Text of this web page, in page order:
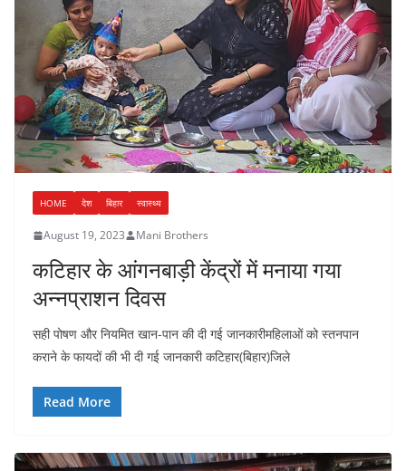
HOME देश बिहार स्वास्थ्य
August 19, 2023 Mani Brothers
कटिहार के आंगनबाड़ी केंद्रों में मनाया गया
अन्नप्राशन दिवस
सही पोषण और नियमित खान-पान की दी गई जानकारीमहिलाओं को स्तनपान
कराने के फायदों की भी दी गई जानकारी कटिहार(बिहार)जिले
Read More